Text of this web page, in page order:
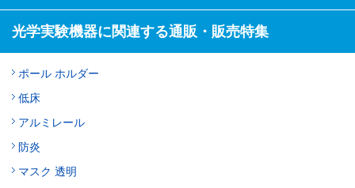
光学実験機器に関連する通販・販売特集
ポール ホルダー
低床
アルミレール
防炎
マスク 透明